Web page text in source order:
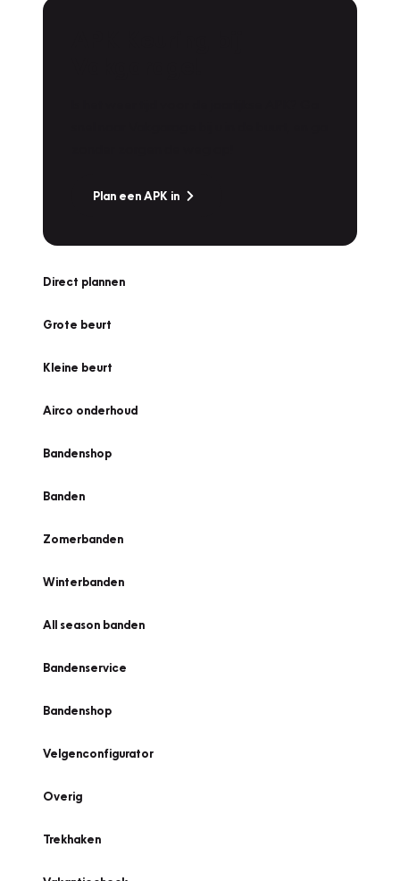
Plan een APK in
Direct plannen
Grote beurt
Kleine beurt
Airco onderhoud
Bandenshop
Banden
Zomerbanden
Winterbanden
All season banden
Bandenservice
Bandenshop
Velgenconfigurator
Overig
Trekhaken